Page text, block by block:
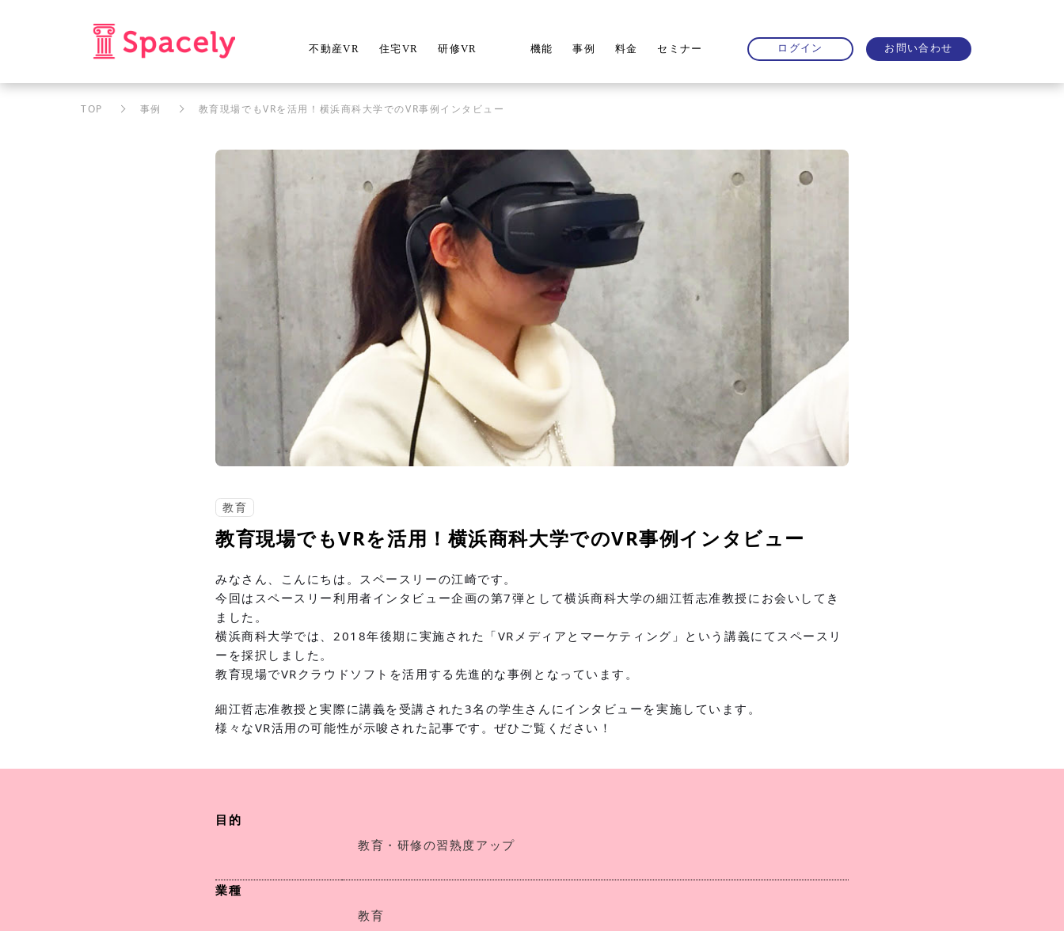
不動産VR 住宅VR 研修VR 機能 事例 料金 セミナー ログイン お問い合わせ
TOP 事例 教育現場でもVRを活用！横浜商科大学でのVR事例インタビュー
教育
教育現場でもVRを活用！横浜商科大学でのVR事例インタビュー
みなさん、こんにちは。 スペースリーの江崎です。
今回はスペースリー利用者インタビュー企画の第7弾として横浜商科大学の細江哲志准教授にお会いしてき
ました。
横浜商科大学では、2018年後期に実施された「VRメディアとマーケティング」という講義にてスペースリ
ーを採択しました。
教育現場でVRクラウドソフトを活用する先進的な事例となっています。
細江哲志准教授と実際に講義を受講された3名の学生さんにインタビューを実施しています。
様々なVR活用の可能性が示唆された記事です。ぜひご覧ください！
目的
教育・研修の習熟度アップ
業種
教育